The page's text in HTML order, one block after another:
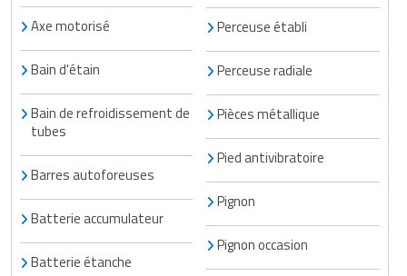
Table de cuisson professionnelle
Tables de préparation réfrigérées
Ustensile de cuisine
Vaisselle restaurant
Vitrines réfrigérées
Axe motorisé
Bain d'étain
Bain de refroidissement de
tubes
Barres autoforeuses
Batterie accumulateur
Batterie étanche
Perceuse établi
Perceuse radiale
Pièces métallique
Pied antivibratoire
Pignon
Pignon occasion